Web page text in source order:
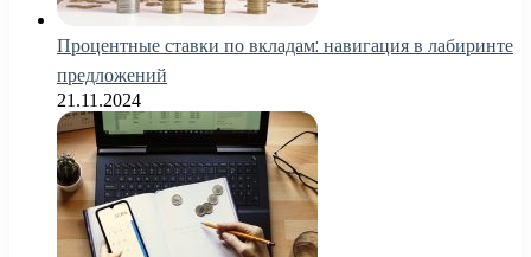
Процентные ставки по вкладам: навигация в лабиринте
предложений
21.11.2024